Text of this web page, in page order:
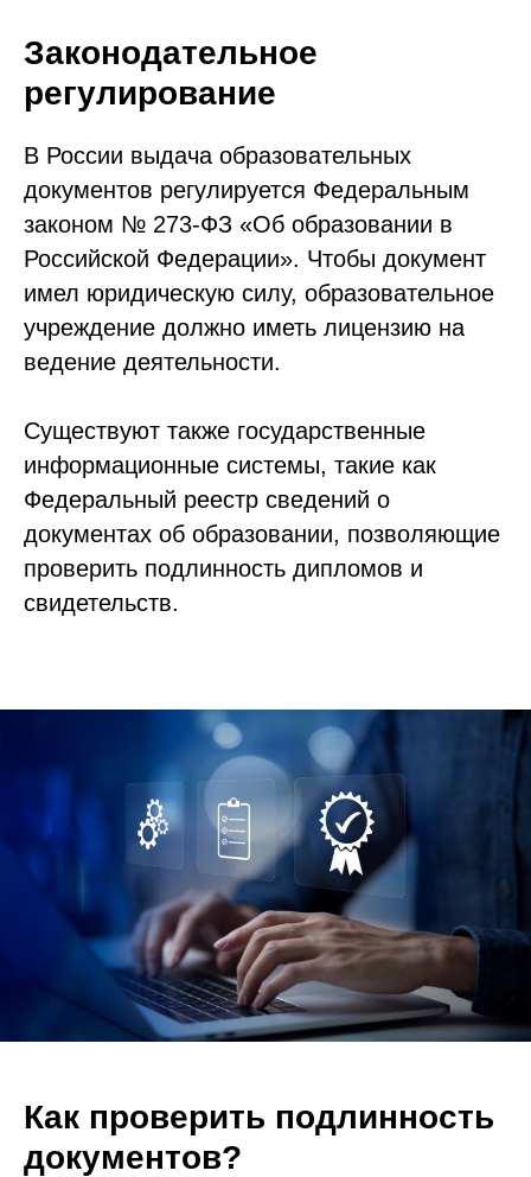
Законодательное
регулирование
В России выдача образовательных
документов регулируется Федеральным
законом № 273-ФЗ «Об образовании в
Российской Федерации». Чтобы документ
имел юридическую силу, образовательное
учреждение должно иметь лицензию на
ведение деятельности.
Существуют также государственные
информационные системы, такие как
Федеральный реестр сведений о
документах об образовании, позволяющие
проверить подлинность дипломов и
свидетельств.
Как проверить подлинность
документов?